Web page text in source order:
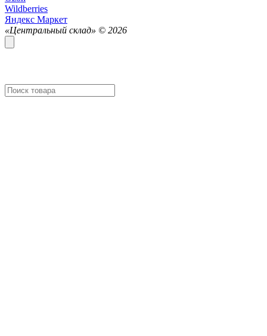
Wildberries
Яндекс Маркет
«Центральный склад» © 2026